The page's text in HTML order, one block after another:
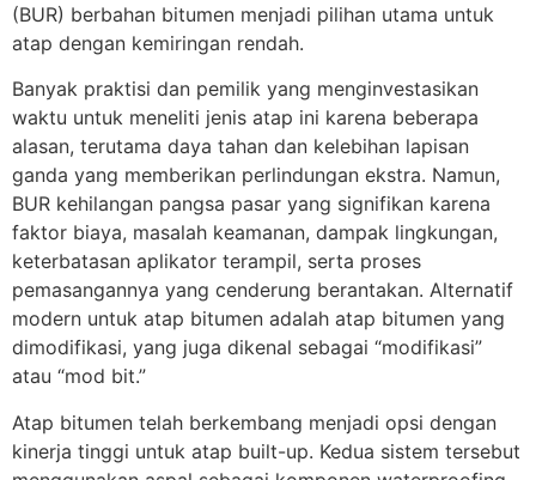
(BUR) berbahan bitumen menjadi pilihan utama untuk
atap dengan kemiringan rendah.
Banyak praktisi dan pemilik yang menginvestasikan
waktu untuk meneliti jenis atap ini karena beberapa
alasan, terutama daya tahan dan kelebihan lapisan
ganda yang memberikan perlindungan ekstra. Namun,
BUR kehilangan pangsa pasar yang signifikan karena
faktor biaya, masalah keamanan, dampak lingkungan,
keterbatasan aplikator terampil, serta proses
pemasangannya yang cenderung berantakan. Alternatif
modern untuk atap bitumen adalah atap bitumen yang
dimodifikasi, yang juga dikenal sebagai “modifikasi”
atau “mod bit.”
Atap bitumen telah berkembang menjadi opsi dengan
kinerja tinggi untuk atap built-up. Kedua sistem tersebut